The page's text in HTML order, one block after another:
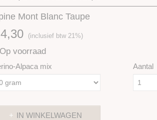
Mont Blanc Taupe
(inclusief btw 21%)
Op voorraad
Alpaca mix Aantal
IN WINKELWAGEN